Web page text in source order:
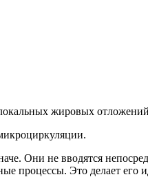
жировых
Они не вводятся
процессы. Это делает его